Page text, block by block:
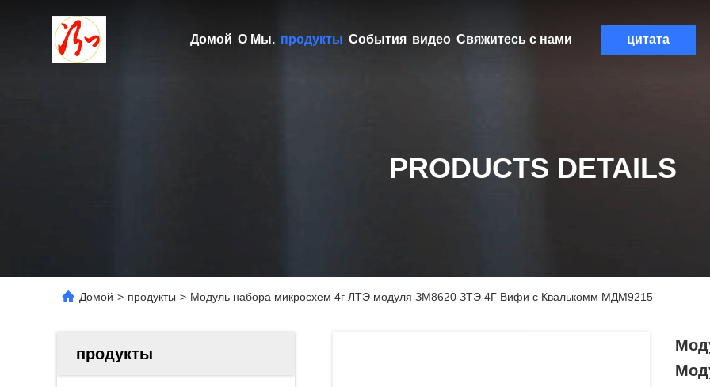
Домой О Мы. продукты События видео Свяжитесь с нами цитата
PRODUCTS DETAILS
Домой > продукты > Модуль набора микросхем 4г ЛТЭ модуля ЗМ8620 ЗТЭ 4Г Вифи с Квалькомм МДМ9215
продукты